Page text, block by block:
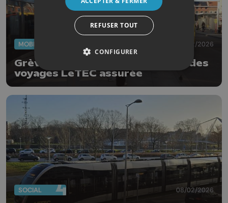
MOBILITÉ 10/02/2026
Grève provinciale : une majorité des
voyages LeTEC assurée
SOCIAL 08/02/2026
REFUSER TOUT
CONFIGURER